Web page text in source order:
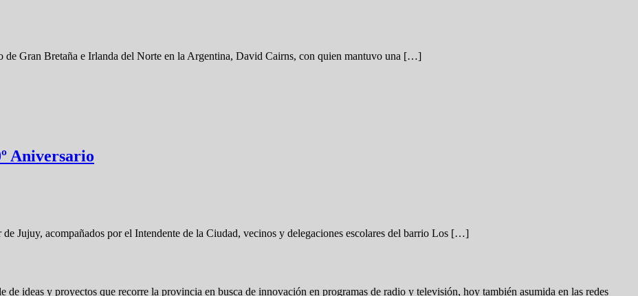
Gran Bretaña e Irlanda del Norte en la Argentina, David Cairns, con quien mantuvo una […]
Aniversario
Jujuy, acompañados por el Intendente de la Ciudad, vecinos y delegaciones escolares del barrio Los […]
ideas y proyectos que recorre la provincia en busca de innovación en programas de radio y televisión, hoy también asumida en las redes